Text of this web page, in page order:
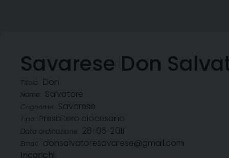
Savarese Don
Titolo: Don
Nome: Salvatore
Cognome: Savarese
Tipo: Presbitero diocesano
Data ordinazione: 28-06-2011
Email:
donsalvatoresavarese@gmail.com
Incarichi